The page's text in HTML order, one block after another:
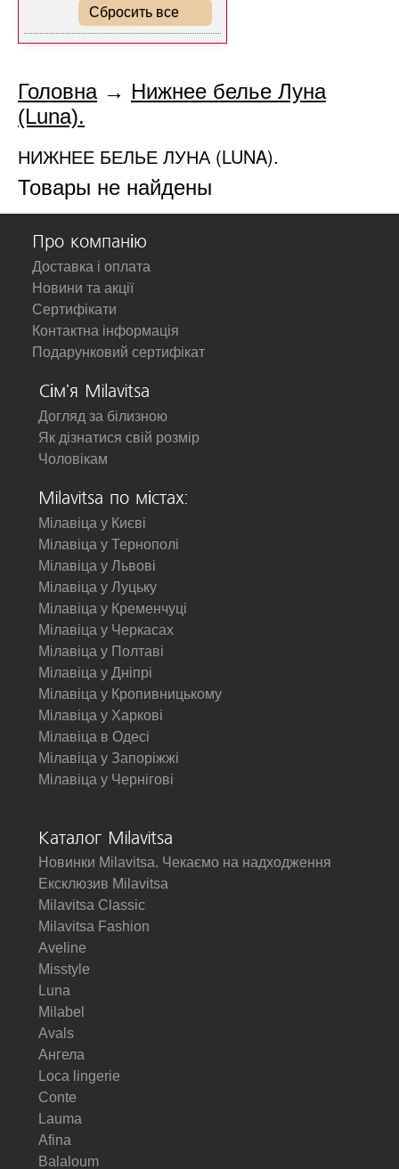
Сбросить все
Головна→ Нижнее белье Луна
(Luna).
НИЖНЕЕ БЕЛЬЕ ЛУНА (LUNA).
Товары не найдены
Про компанію
Доставка і оплата
Новини та акції
Сертифікати
Контактна інформація
Подарунковий сертифікат
Сім'я Milavitsa
Догляд за білизною
Як дізнатися свій розмір
Чоловікам
Milavitsa по містах:
Мілавіца у Києві
Мілавіца у Тернополі
Мілавіца у Львові
Мілавіца у Луцьку
Мілавіца у Кременчуці
Мілавіца у Черкасах
Мілавіца у Полтаві
Мілавіца у Дніпрі
Мілавіца у Кропивницькому
Мілавіца у Харкові
Мілавіца в Одесі
Мілавіца у Запоріжжі
Мілавіца у Чернігові
Каталог Milavitsa
Новинки Milavitsa. Чекаємо на надходження
Ексклюзив Milavitsa
Milavitsa Classic
Milavitsa Fashion
Aveline
Misstyle
Luna
Milabel
Avals
Ангела
Loca lingerie
Conte
Lauma
Afina
Balaloum